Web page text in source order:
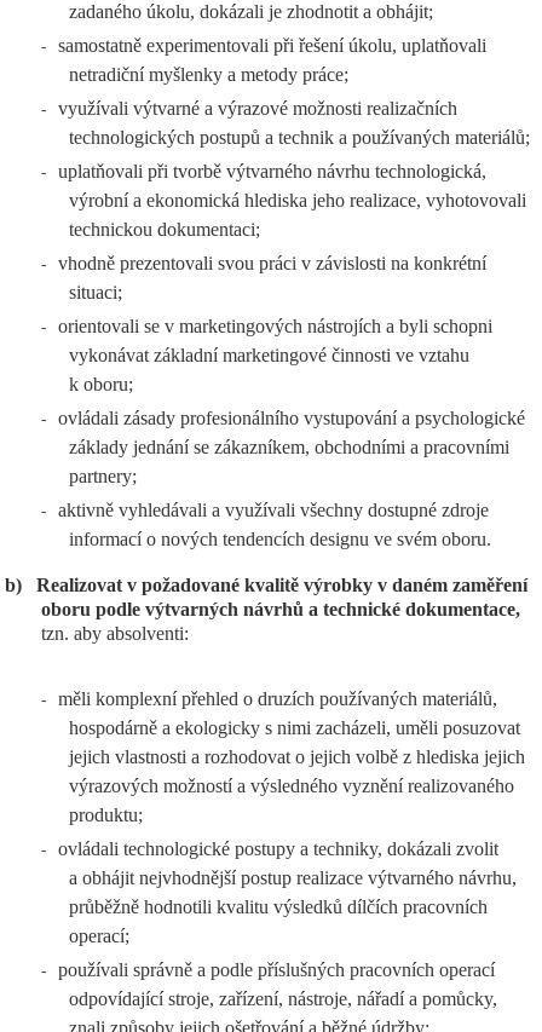
zadaného úkolu, dokázali je zhodnotit a obhájit;
-
samostatně experimentovali při řešení úkolu, uplatňovali
netradiční myšlenky a metody práce;
-
využívali výtvarné a výrazové možnosti realizačních
technologických postupů a technik a používaných materiálů;
-
uplatňovali při tvorbě výtvarného návrhu technologická,
výrobní a ekonomická hlediska jeho realizace, vyhotovovali
technickou dokumentaci;
-
vhodně prezentovali svou práci v závislosti na konkrétní
situaci;
-
orientovali se v marketingových nástrojích a byli schopni
vykonávat základní marketingové činnosti ve vztahu
k oboru;
-
ovládali zásady profesionálního vystupování a psychologické
základy jednání se zákazníkem, obchodními a pracovními
partnery;
-
aktivně vyhledávali a využívali všechny dostupné zdroje
informací o nových tendencích designu ve svém oboru.
b)
Realizovat v požadované kvalitě výrobky v daném zaměření
oboru podle výtvarných návrhů a technické dokumentace,
tzn. aby absolventi:
-
měli komplexní přehled o druzích používaných materiálů,
hospodárně a ekologicky s nimi zacházeli, uměli posuzovat
jejich vlastnosti a rozhodovat o jejich volbě z hlediska jejich
výrazových možností a výsledného vyznění realizovaného
produktu;
-
ovládali technologické postupy a techniky, dokázali zvolit
a obhájit nejvhodnější postup realizace výtvarného návrhu,
průběžně hodnotili kvalitu výsledků dílčích pracovních
operací;
-
používali správně a podle příslušných pracovních operací
odpovídající stroje, zařízení, nástroje, nářadí a pomůcky,
znali způsoby jejich ošetřování a běžné údržby;